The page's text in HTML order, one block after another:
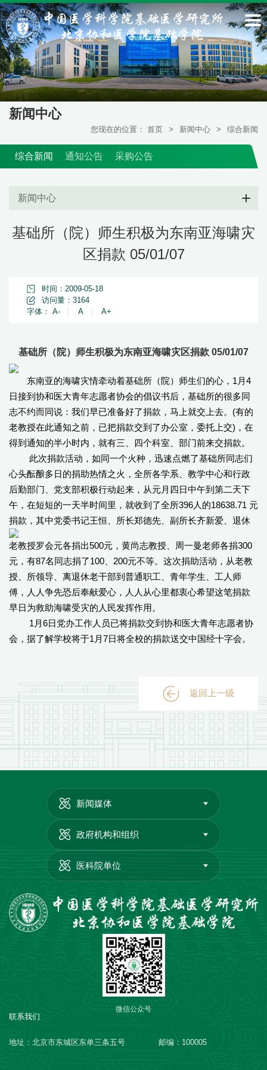
新闻中心
您现在的位置： 首页 > 新闻中心 > 综合新闻
综合新闻 通知公告 采购公告
新闻中心
基础所（院）师生积极为东南亚海啸灾
区捐款 05/01/07
时间：2009-05-18
访问量： 3164
字体： A- A A+
基础所（院）师生积极为东南亚海啸灾区捐款 05/01/07
东南亚的海啸灾情牵动着基础所（院）师生们的心，1月4
日接到协和医大青年志愿者协会的倡议书后，基础所的很多同
志不约而同说：我们早已准备好了捐款，马上就交上去。(有的
老教授在此通知之前，已把捐款交到了办公室，委托上交)，在
得到通知的半小时内，就有三、四个科室、部门前来交捐款。
此次捐款活动，如同一个火种，迅速点燃了基础所同志们
心头酝酿多日的捐助热情之火，全所各学系、教学中心和行政
后勤部门、党支部积极行动起来，从元月四日中午到第二天下
午，在短短的一天半时间里，就收到了全所396人的18638.71 元
捐款，其中党委书记王恒、所长郑德先、副所长齐新爱、退休
老教授罗会元各捐出500元，黄尚志教授、周一曼老师各捐300
元，有87名同志捐了100、200元不等。这次捐助活动，从老教
授、所领导、离退休老干部到普通职工、青年学生、工人师
傅，人人争先恐后奉献爱心，人人从心里都衷心希望这笔捐款
早日为救助海啸受灾的人民发挥作用。
1月6日党办工作人员已将捐款交到协和医大青年志愿者协
会，据了解学校将于1月7日将全校的捐款送交中国经十字会。
返回上一级
新闻媒体
政府机构和组织
医科院单位
联系我们
地址：北京市东城区东单三条五号 邮编：100005
微信公众号